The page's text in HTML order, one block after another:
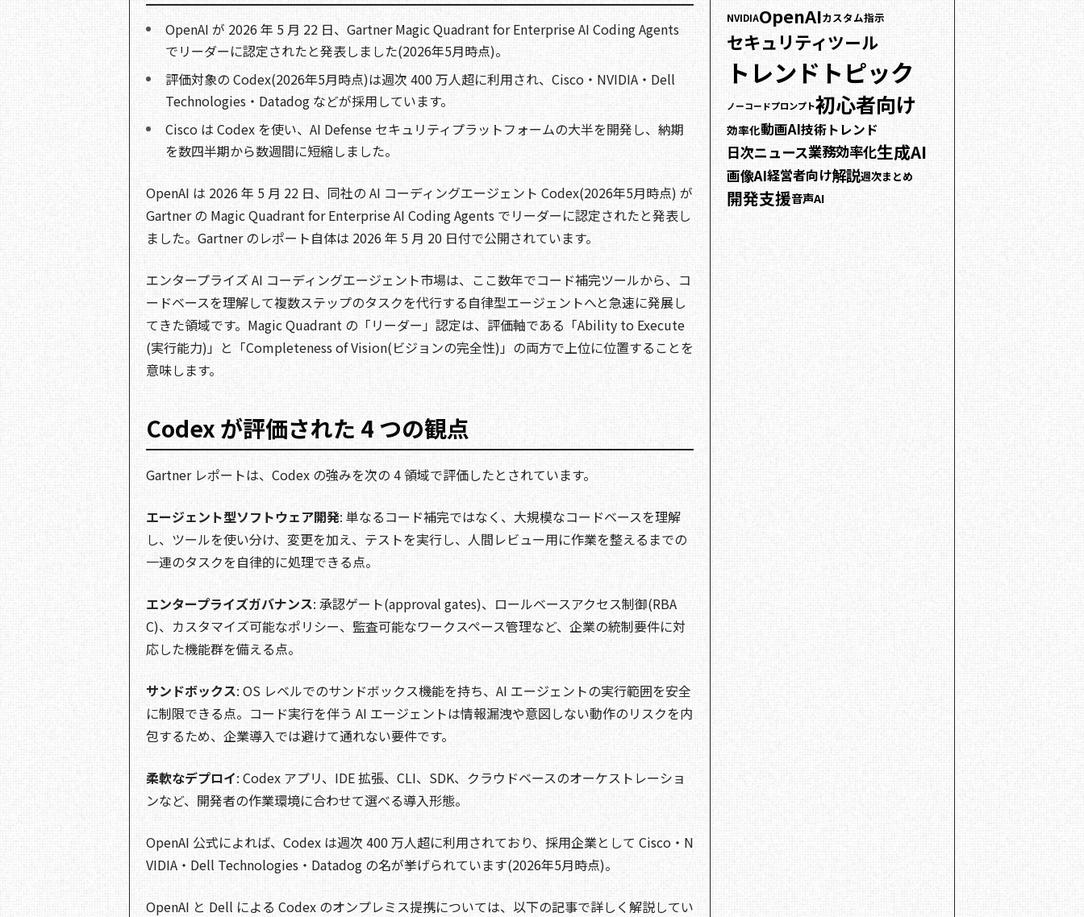
OpenAI が 2026 年 5 月 22 日、Gartner Magic Quadrant for Enterprise AI Coding Agents
でリーダーに認定されたと発表しました(2026年5月時点)。
評価対象の Codex(2026年5月時点)は週次 400 万人超に利用され、Cisco・NVIDIA・Dell
Technologies・Datadog などが採用しています。
Cisco は Codex を使い、AI Defense セキュリティプラットフォームの大半を開発し、納期
を数四半期から数週間に短縮しました。
OpenAI は 2026 年 5 月 22 日、同社の AI コーディングエージェント Codex(2026年5月時点) が
Gartner の Magic Quadrant for Enterprise AI Coding Agents でリーダーに認定されたと発表し
ました。Gartner のレポート自体は 2026 年 5 月 20 日付で公開されています。
エンタープライズ AI コーディングエージェント市場は、ここ数年でコード補完ツールから、コ
ードベースを理解して複数ステップのタスクを代行する自律型エージェントへと急速に発展し
てきた領域です。Magic Quadrant の「リーダー」認定は、評価軸である「Ability to Execute
(実行能力)」と「Completeness of Vision(ビジョンの完全性)」の両方で上位に位置することを
意味します。
Codex が評価された 4 つの観点
Gartner レポートは、Codex の強みを次の 4 領域で評価したとされています。
エージェント型ソフトウェア開発: 単なるコード補完ではなく、大規模なコードベースを理解
し、ツールを使い分け、変更を加え、テストを実行し、人間レビュー用に作業を整えるまでの
一連のタスクを自律的に処理できる点。
エンタープライズガバナンス: 承認ゲート(approval gates)、ロールベースアクセス制御(RBA
C)、カスタマイズ可能なポリシー、監査可能なワークスペース管理など、企業の統制要件に対
応した機能群を備える点。
サンドボックス: OS レベルでのサンドボックス機能を持ち、AI エージェントの実行範囲を安全
に制限できる点。コード実行を伴う AI エージェントは情報漏洩や意図しない動作のリスクを内
包するため、企業導入では避けて通れない要件です。
柔軟なデプロイ: Codex アプリ、IDE 拡張、CLI、SDK、クラウドベースのオーケストレーショ
ンなど、開発者の作業環境に合わせて選べる導入形態。
OpenAI 公式によれば、Codex は週次 400 万人超に利用されており、採用企業として Cisco・N
VIDIA・Dell Technologies・Datadog の名が挙げられています(2026年5月時点)。
OpenAI と Dell による Codex のオンプレミス提携については、以下の記事で詳しく解説してい
NVIDIAOpenAIカスタム指示
セキュリティツール
トレンドトピック
ノーコードプロンプト初心者向け
効率化動画AI技術トレンド
日次ニュース業務効率化生成AI
画像AI経営者向け解説週次まとめ
開発支援音声AI